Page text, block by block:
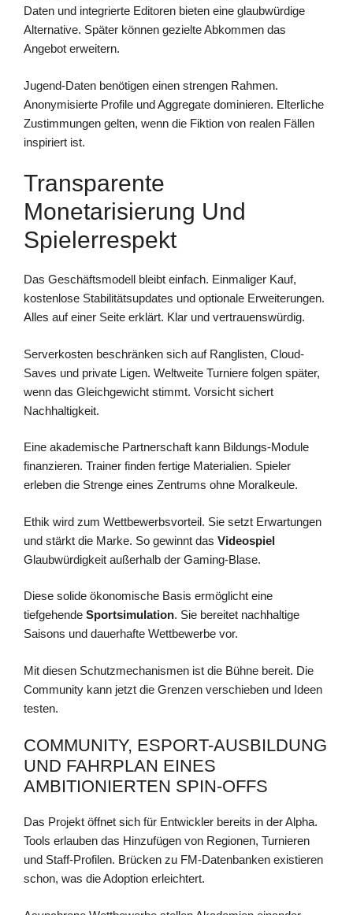
Daten und integrierte Editoren bieten eine glaubwürdige
Alternative. Später können gezielte Abkommen das
Angebot erweitern.
Jugend-Daten benötigen einen strengen Rahmen.
Anonymisierte Profile und Aggregate dominieren. Elterliche
Zustimmungen gelten, wenn die Fiktion von realen Fällen
inspiriert ist.
Transparente
Monetarisierung Und
Spielerrespekt
Das Geschäftsmodell bleibt einfach. Einmaliger Kauf,
kostenlose Stabilitätsupdates und optionale Erweiterungen.
Alles auf einer Seite erklärt. Klar und vertrauenswürdig.
Serverkosten beschränken sich auf Ranglisten, Cloud-
Saves und private Ligen. Weltweite Turniere folgen später,
wenn das Gleichgewicht stimmt. Vorsicht sichert
Nachhaltigkeit.
Eine akademische Partnerschaft kann Bildungs-Module
finanzieren. Trainer finden fertige Materialien. Spieler
erleben die Strenge eines Zentrums ohne Moralkeule.
Ethik wird zum Wettbewerbsvorteil. Sie setzt Erwartungen
und stärkt die Marke. So gewinnt das Videospiel
Glaubwürdigkeit außerhalb der Gaming-Blase.
Diese solide ökonomische Basis ermöglicht eine
tiefgehende Sportsimulation. Sie bereitet nachhaltige
Saisons und dauerhafte Wettbewerbe vor.
Mit diesen Schutzmechanismen ist die Bühne bereit. Die
Community kann jetzt die Grenzen verschieben und Ideen
testen.
COMMUNITY, ESPORT-AUSBILDUNG
UND FAHRPLAN EINES
AMBITIONIERTEN SPIN-OFFS
Das Projekt öffnet sich für Entwickler bereits in der Alpha.
Tools erlauben das Hinzufügen von Regionen, Turnieren
und Staff-Profilen. Brücken zu FM-Datenbanken existieren
schon, was die Adoption erleichtert.